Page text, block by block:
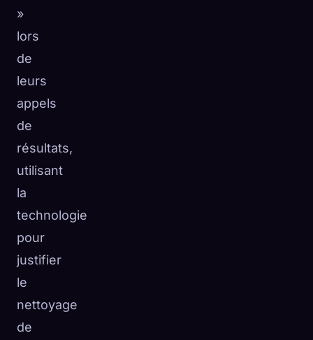
»
lors
de
leurs
appels
de
résultats,
utilisant
la
technologie
pour
justifier
le
nettoyage
de